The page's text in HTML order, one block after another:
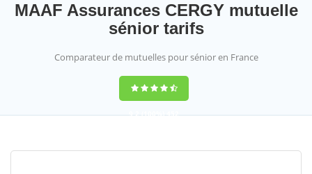
MAAF Assurances CERGY mutuelle
sénior tarifs
Comparateur de mutuelles pour sénior en France
9,2(100%)452